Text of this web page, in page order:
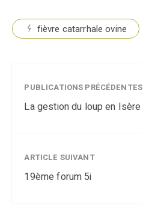
fièvre catarrhale ovine
PUBLICATIONS PRÉCÉDENTES
La gestion du loup en Isère
ARTICLE SUIVANT
19ème forum 5i